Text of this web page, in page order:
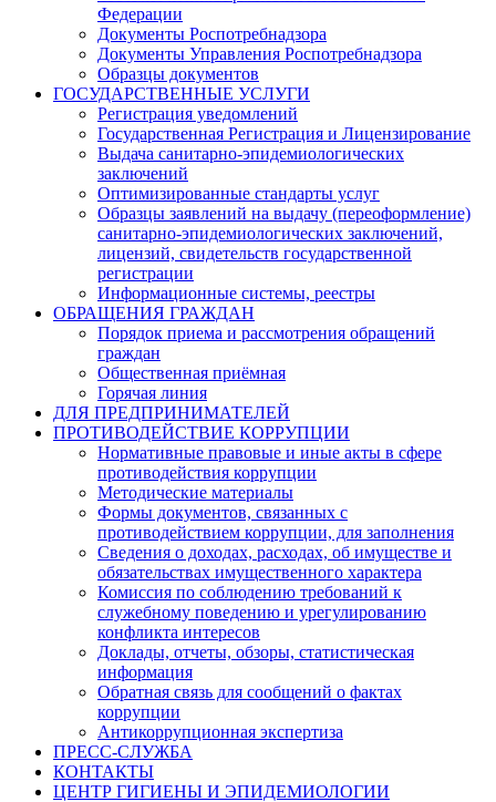
Федерации
Документы Роспотребнадзора
Документы Управления Роспотребнадзора
Образцы документов
ГОСУДАРСТВЕННЫЕ УСЛУГИ
Регистрация уведомлений
Государственная Регистрация и Лицензирование
Выдача санитарно-эпидемиологических
заключений
Оптимизированные стандарты услуг
Образцы заявлений на выдачу (переоформление)
санитарно-эпидемиологических заключений,
лицензий, свидетельств государственной
регистрации
Информационные системы, реестры
ОБРАЩЕНИЯ ГРАЖДАН
Порядок приема и рассмотрения обращений
граждан
Общественная приёмная
Горячая линия
ДЛЯ ПРЕДПРИНИМАТЕЛЕЙ
ПРОТИВОДЕЙСТВИЕ КОРРУПЦИИ
Нормативные правовые и иные акты в сфере
противодействия коррупции
Методические материалы
Формы документов, связанных с
противодействием коррупции, для заполнения
Сведения о доходах, расходах, об имуществе и
обязательствах имущественного характера
Комиссия по соблюдению требований к
служебному поведению и урегулированию
конфликта интересов
Доклады, отчеты, обзоры, статистическая
информация
Обратная связь для сообщений о фактах
коррупции
Антикоррупционная экспертиза
ПРЕСС-СЛУЖБА
КОНТАКТЫ
ЦЕНТР ГИГИЕНЫ И ЭПИДЕМИОЛОГИИ